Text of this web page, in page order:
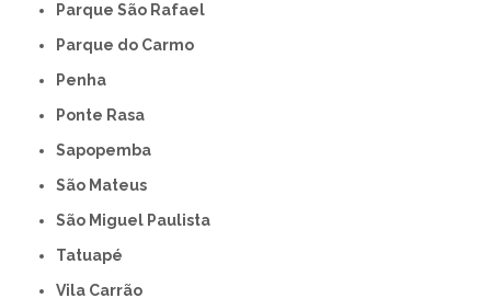
Parque São Rafael
Parque do Carmo
Penha
Ponte Rasa
Sapopemba
São Mateus
São Miguel Paulista
Tatuapé
Vila Carrão